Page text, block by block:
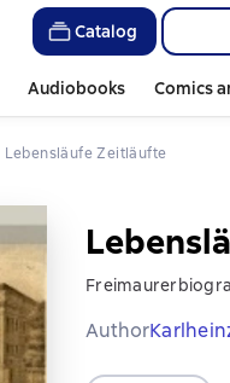
Catalog
Audiobooks Comics
Lebensläufe Zeitläufte
Author